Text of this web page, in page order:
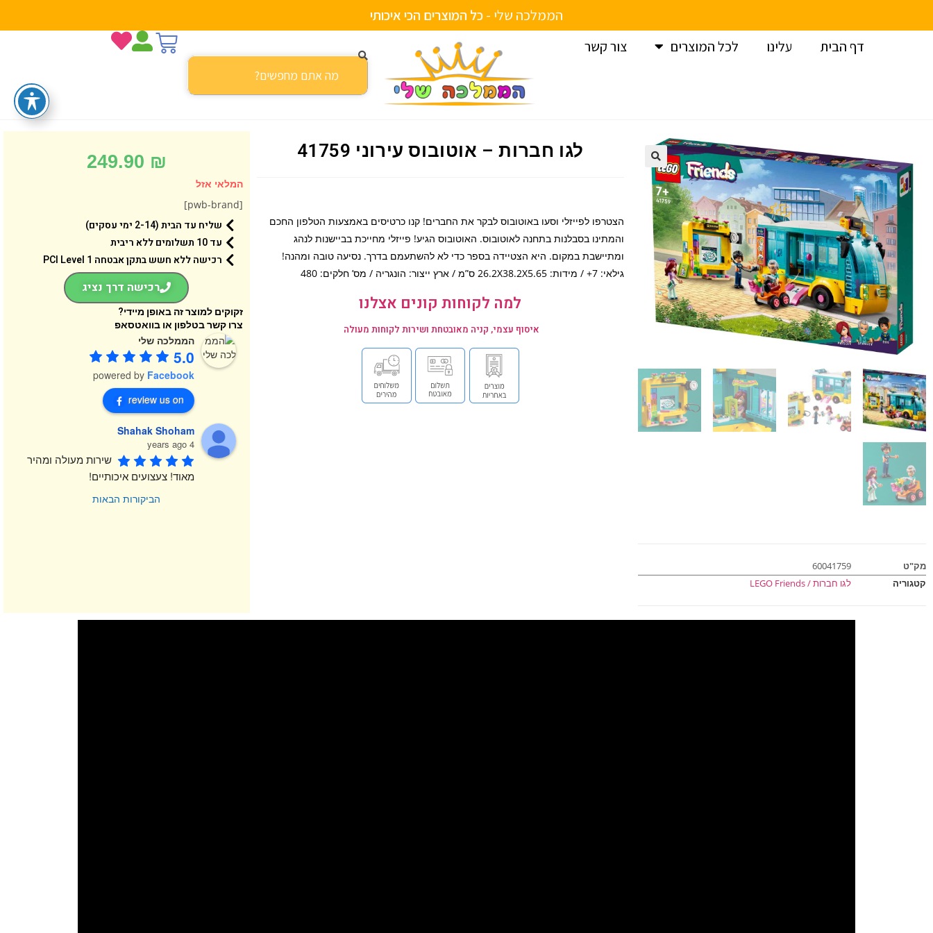
הממלכה שלי -שליחעדהבית
דף הבית עלינו לכל המוצרים צור קשר
מק"ט
60041759
קטגוריה
לגו חברות / LEGO Friends
לגו חברות – אוטובוס עירוני 41759
הצטרפו לפייזלי וסעו באוטובוס לבקר את החברים! קנו כרטיסים באמצעות הטלפון החכם
והמתינו בסבלנות בתחנה לאוטובוס. האוטובוס הגיע! פייזלי מחייכת בביישנות לנהג
ומתיישבת במקום. היא הצטיידה בספר כדי לא להשתעמם בדרך. נסיעה טובה ומהנה!
גילאי: 7+ / מידות: 26.2X38.2X5.65 ס”מ / ארץ ייצור: הונגריה / מס’ חלקים: 480
למה לקוחות קונים אצלנו
איסוף עצמי, קניה מאובטחת ושירות לקוחות מעולה
249.90 ₪
המלאי אזל
[pwb-brand]
שליח עד הבית (2-14 ימי עסקים)
עד 10 תשלומים ללא ריבית
רכישה ללא חשש בתקן אבטחה 1 PCI Level
רכישה דרך נציג
זקוקים למוצר זה באופן מיידי?
צרו קשר בטלפון או בוואטסאפ
הממלכה שלי
5.0
powered by Facebook
review us on
Shahak Shoham
4 years ago
מאוד! צעצועים איכותיים!
הביקורות הבאות